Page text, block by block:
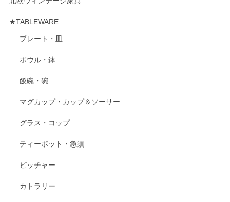
★TABLEWARE
プレート・皿
ボウル・鉢
飯碗・碗
マグカップ・カップ＆ソーサー
グラス・コップ
ティーポット・急須
ピッチャー
カトラリー